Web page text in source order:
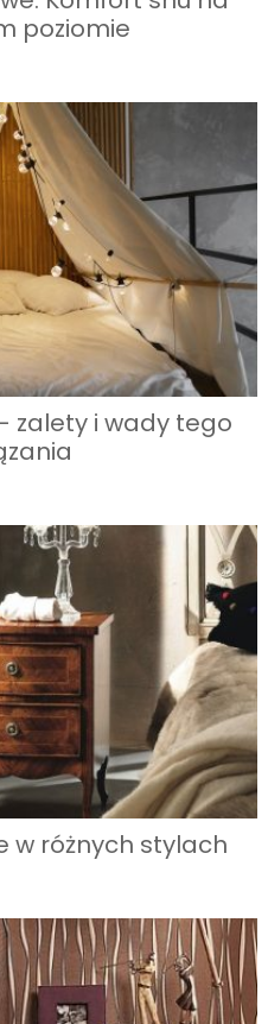
poziomie
zalety i wady tego
w różnych stylach